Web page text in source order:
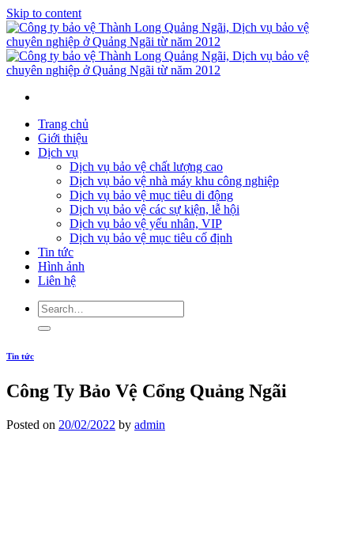
Skip to content
Trang chủ
Giới thiệu
Dịch vụ
Dịch vụ bảo vệ chất lượng cao
Dịch vụ bảo vệ nhà máy khu công nghiệp
Dịch vụ bảo vệ mục tiêu di động
Dịch vụ bảo vệ các sự kiện, lễ hội
Dịch vụ bảo vệ yếu nhân, VIP
Dịch vụ bảo vệ mục tiêu cố định
Tin tức
Hình ảnh
Liên hệ
Tin tức
Công Ty Bảo Vệ Cổng Quảng Ngãi
Posted on 20/02/2022 by admin